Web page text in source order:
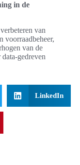
in de
van
voorraadbeheer,
van de
gedreven
LinkedIn